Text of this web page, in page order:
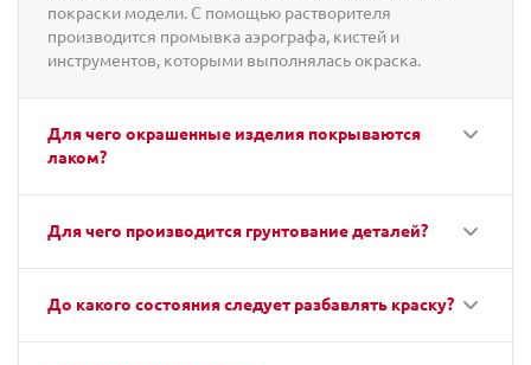
покраски модели. С помощью растворителя
производится промывка аэрографа, кистей и
инструментов, которыми выполнялась окраска.
Для чего окрашенные изделия покрываются
лаком?
Для чего производится грунтование деталей?
До какого состояния следует разбавлять краску?